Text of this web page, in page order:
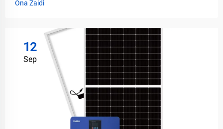
Ona Zaidi
12
Sep